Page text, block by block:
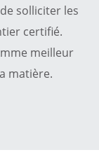
solliciter les
certifié.
meilleur
matière.